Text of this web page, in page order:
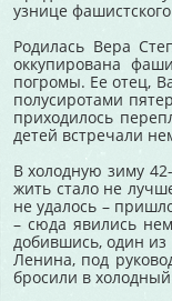
узнице
Родилась Вера
оккупирована
погромы. Ее отец,
полусиротами
приходилось
детей встречали
В холодную зиму
жить стало не
не удалось –
– сюда явились
добившись, один
Ленина, под
бросили в